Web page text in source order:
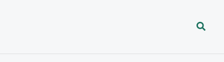
Sök